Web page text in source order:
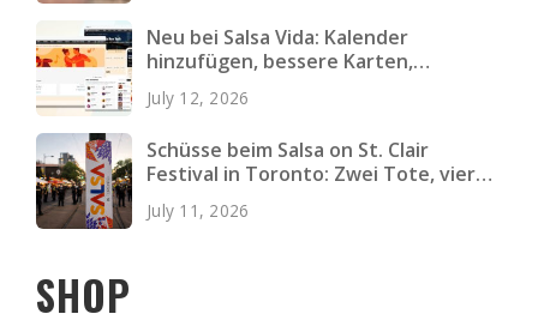
Neu bei Salsa Vida: Kalender
hinzufügen, bessere Karten,
schnellere Seiten und mehr
July 12, 2026
Schüsse beim Salsa on St. Clair
Festival in Toronto: Zwei Tote, vier
Verletzte
July 11, 2026
SHOP